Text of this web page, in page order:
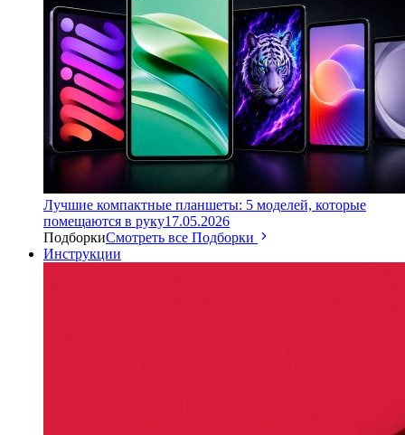
Лучшие компактные планшеты: 5 моделей, которые
помещаются в руку17.05.2026
ПодборкиСмотреть все Подборки
Инструкции